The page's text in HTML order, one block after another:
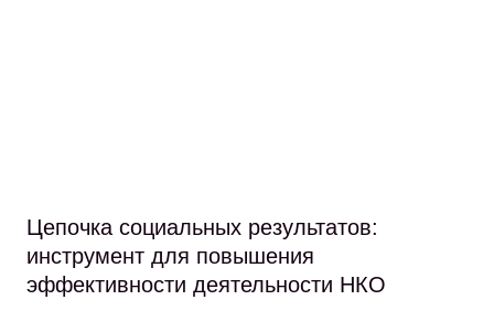
Цепочка социальных результатов:
инструмент для повышения
эффективности деятельности НКО